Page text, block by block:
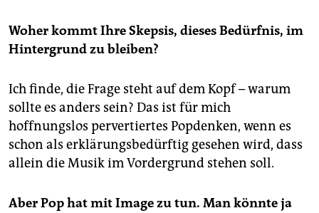
Woher kommt Ihre Skepsis, dieses Bedürfnis, im
Hintergrund zu bleiben?
Ich finde, die Frage steht auf dem Kopf – warum
sollte es anders sein? Das ist für mich
hoffnungslos pervertiertes Popdenken, wenn es
schon als erklärungsbedürftig gesehen wird, dass
allein die Musik im Vordergrund stehen soll.
Aber Pop hat mit Image zu tun. Man könnte ja